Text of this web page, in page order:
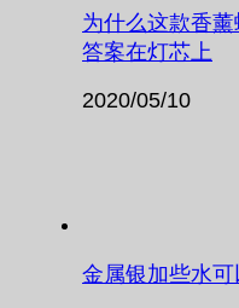
为什么这款香薰
答案在灯芯上
2020/05/10
金属银加些水